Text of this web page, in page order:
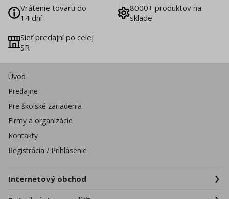
Vrátenie tovaru do
14 dní
8000+ produktov na
sklade
Sieť predajní po celej
SR
Úvod
Predajne
Pre školské zariadenia
Firmy a organizácie
Kontakty
Registrácia / Prihlásenie
Internetový obchod